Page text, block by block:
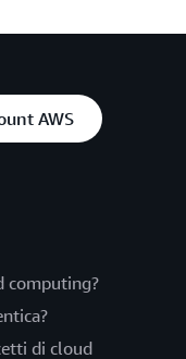
AWS
computing?
di cloud